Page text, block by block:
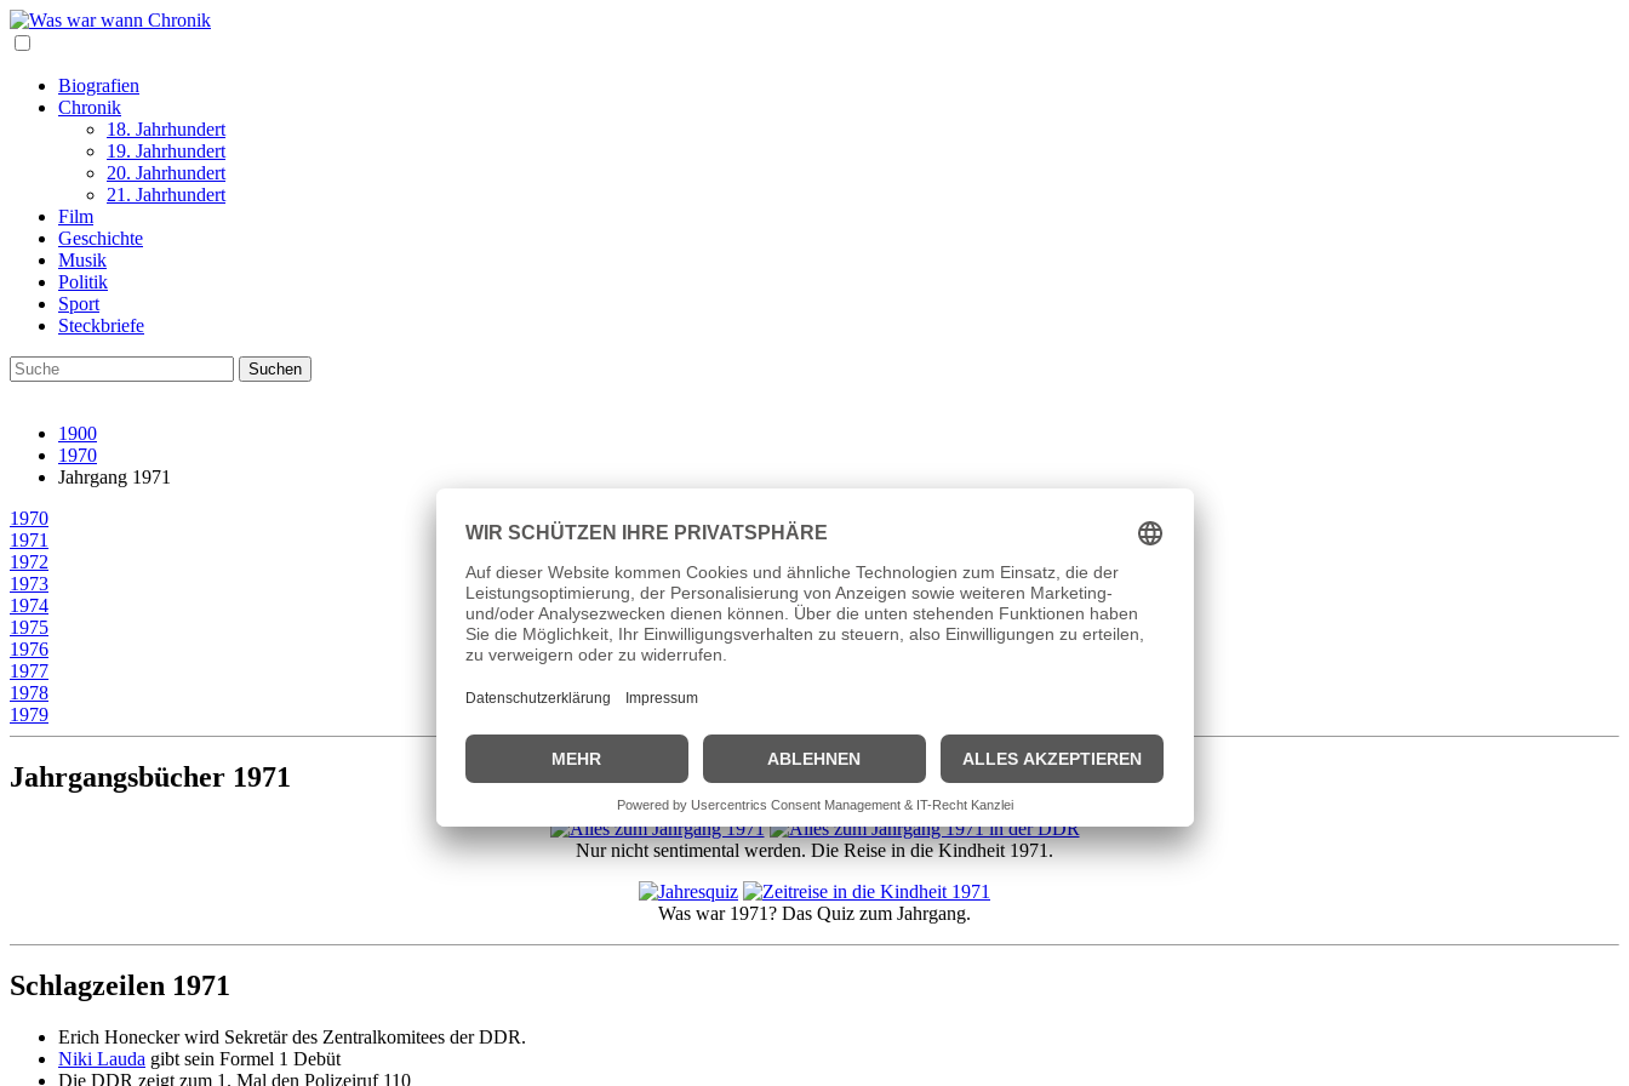
Biografien
Chronik
18. Jahrhundert
19. Jahrhundert
20. Jahrhundert
21. Jahrhundert
Film
Geschichte
Musik
Politik
Sport
Steckbriefe
1900
1970
Jahrgang 1971
1970
1971
1972
1973
1974
1975
1976
1977
1978
1979
Jahrgangsbücher 1971
Nur nicht sentimental werden. Die Reise in die Kindheit 1971.
Was war 1971? Das Quiz zum Jahrgang.
Schlagzeilen 1971
Erich Honecker wird Sekretär des Zentralkomitees der DDR.
Niki Lauda gibt sein Formel 1 Debüt
Die DDR zeigt zum 1. Mal den Polizeiruf 110